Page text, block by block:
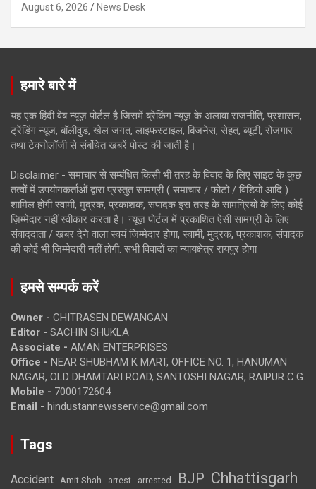
August 6, 2026 News Desk
हमारे बारे में
यह एक हिंदी वेब न्यूज़ पोर्टल है जिसमें ब्रेकिंग न्यूज़ के अलावा राजनीति, प्रशासन,
ट्रेंडिंग न्यूज, बॉलीवुड, खेल जगत, लाइफस्टाइल, बिजनेस, सेहत, ब्यूटी, रोजगार
तथा टेक्नोलॉजी से संबंधित खबरें पोस्ट की जाती है।
Disclaimer - समाचार से सम्बंधित किसी भी तरह के विवाद के लिए साइट के कुछ
तत्वों में उपयोगकर्ताओं द्वारा प्रस्तुत सामग्री ( समाचार / फोटो / विडियो आदि )
शामिल होगी स्वामी, मुद्रक, प्रकाशक, संपादक इस तरह के सामग्रियों के लिए कोई
ज़िम्मेदार नहीं स्वीकार करता है। न्यूज़ पोर्टल में प्रकाशित ऐसी सामग्री के लिए
संवाददाता / खबर देने वाला स्वयं जिम्मेदार होगा, स्वामी, मुद्रक, प्रकाशक, संपादक
की कोई भी जिम्मेदारी नहीं होगी. सभी विवादों का न्यायक्षेत्र रायपुर होगा
हमसे सम्पर्क करें
Owner - CHITRASEN DEWANGAN
Editor - SACHIN SHUKLA
Associate - AMAN ENTERPRISES
Office - NEAR SHUBHAM K MART, OFFICE NO. 1, HANUMAN
NAGAR, OLD DHAMTARI ROAD, SANTOSHI NAGAR, RAIPUR C.G.
Mobile - 7000172604
Email - hindustannewsservice@gmail.com
Tags
Accident Amit Shah arrest arrested BJP Chhattisgarh